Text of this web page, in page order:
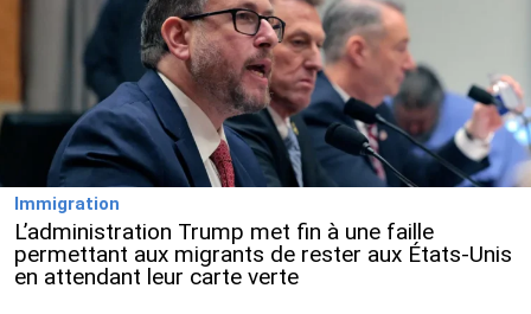
Immigration
L’administration Trump met fin à une faille
permettant aux migrants de rester aux États-Unis
en attendant leur carte verte